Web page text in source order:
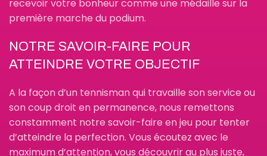
recevoir votre bonheur comme une médaille sur la
première marche du podium.
NOTRE SAVOIR-FAIRE POUR
ATTEINDRE VOTRE OBJECTIF
A la façon d’un tennisman qui travaille son service ou
son coup droit en permanence, nous remettons
constamment notre savoir-faire en jeu pour tenter
d’atteindre la perfection. Vous écoutez avec le
maximum d’attention, vous découvrir au plus juste,